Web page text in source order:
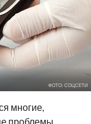
ФОТО: СОЦСЕТИ
многие,
проблемы